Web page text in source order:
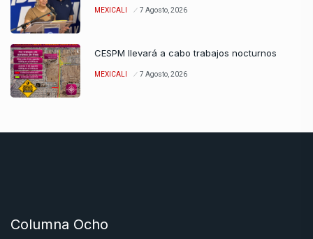
MEXICALI 7 Agosto, 2026
CESPM llevará a cabo trabajos nocturnos
MEXICALI 7 Agosto, 2026
Columna Ocho